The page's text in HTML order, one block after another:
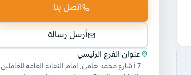
اتصل بنا
أرسل رسالة
عنوان الفرع الرئيسي
7 أ شارع محمد حلمى, امام النقابه العامه للعاملين